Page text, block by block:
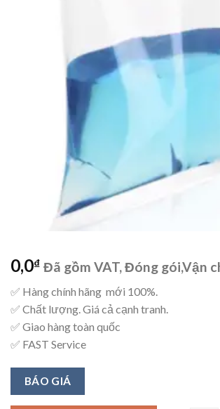
0,0₫ Đã gồm VAT, Đóng gói,Vận
✅ Hàng chính hãng mới 100%.
✅ Chất lượng. Giá cả cạnh tranh.
✅ Giao hàng toàn quốc
✅ FAST Service
BÁO GIÁ